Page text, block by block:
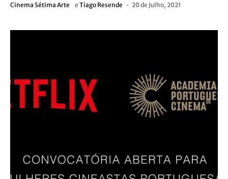
Cinema Sétima Arte e Tiago Resende 20 de Julho, 2021